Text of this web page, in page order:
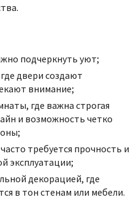
подчеркнуть уют;
двери создают
внимание;
где важна строгая
и возможность четко
требуется прочность и
эксплуатации;
декорацией, где
в тон стенам или мебели.